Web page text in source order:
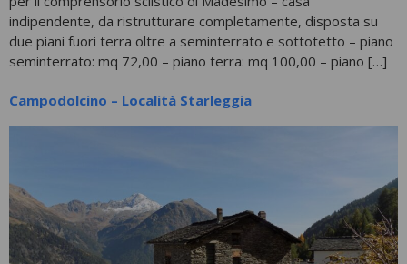
indipendente, da ristrutturare completamente, disposta su
due piani fuori terra oltre a seminterrato e sottotetto – piano
seminterrato: mq 72,00 – piano terra: mq 100,00 – piano […]
Campodolcino – Località Starleggia